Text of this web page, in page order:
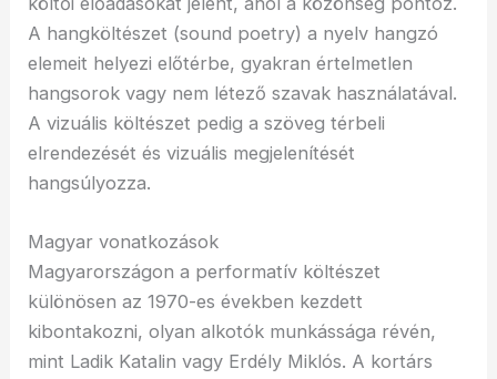
A hangköltészet (sound poetry) a nyelv hangzó
elemeit helyezi előtérbe, gyakran értelmetlen
hangsorok vagy nem létező szavak használatával.
A vizuális költészet pedig a szöveg térbeli
elrendezését és vizuális megjelenítését
hangsúlyozza.
Magyar vonatkozások
Magyarországon a performatív költészet
különösen az 1970-es években kezdett
kibontakozni, olyan alkotók munkássága révén,
mint Ladik Katalin vagy Erdély Miklós. A kortárs